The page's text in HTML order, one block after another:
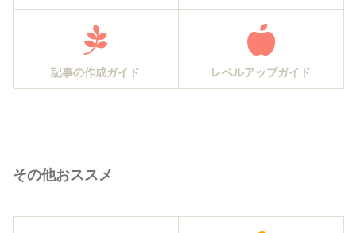
記事の作成ガイド レベルアップガイド
その他おススメ